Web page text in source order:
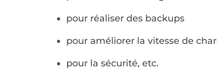
pour réaliser des backups
pour améliorer la vitesse de
pour la sécurité, etc.